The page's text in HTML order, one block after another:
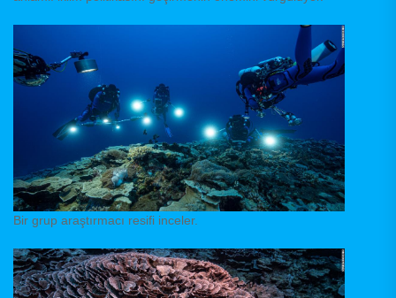
Bir grup araştırmacı resifi inceler.